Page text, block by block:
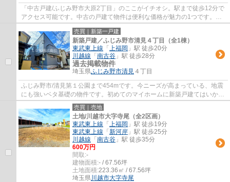
「中古戸建/ふじみ野市大原2丁目」のここがイチオシ。駅まで徒歩12分で
アクセス可能です。中古の戸建て物件は便利な価格が魅力の1つです。東
武東上線上福岡近くにある戸建て情報で、何...
売買｜新築一戸建
新築戸建／ふじみ野市清見４丁目（全1棟）
東武東上線 「 上福岡 」駅 徒歩20分
川越線 「 南古谷 」駅 徒歩28分
過去掲載物件
埼玉県ふじみ野市清見 ４丁目
ふじみ野市/清見第１公園まで454mです。今ニーズが高まっている、地震
にも強いベタ基礎の物件です。初めてのマイホームに新築戸建てはいかが
でしょうか。ふじみ野市での不動産探しはＬ...
売買｜売地
土地/川越市大字寺尾（全2区画）
東武東上線 「 上福岡 」駅 徒歩19分
東武東上線 「 新河岸 」駅 徒歩25分
川越線 「 南古谷 」駅 徒歩35分
600万円
間取:-
建物面積:- / 67.56坪
土地面積:223.36㎡ / 67.56坪
埼玉県川越市大字寺尾